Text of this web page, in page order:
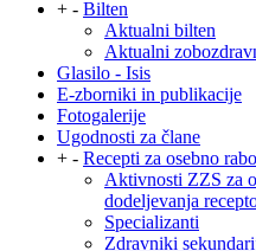
+ - Bilten
Aktualni bilten
Aktualni
Glasilo - Isis
E-zborniki in publikacije
Fotogalerije
Ugodnosti za člane
+ - Recepti za osebno rabo
Aktivnosti ZZS za
dodeljevanja
Specializanti
Zdravniki